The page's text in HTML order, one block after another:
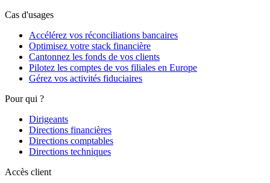
Cas d'usages
Accélérez vos réconciliations bancaires
Optimisez votre stack financière
Cantonnez les fonds de vos clients
Pilotez les comptes de vos filiales en Europe
Gérez vos activités fiduciaires
Pour qui ?
Dirigeants
Directions financières
Directions comptables
Directions techniques
Accès client